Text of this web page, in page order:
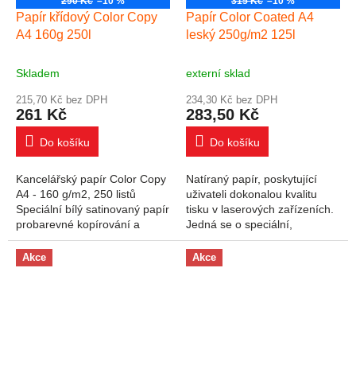
Papír křídový Color Copy
A4 160g 250l
Skladem
215,70 Kč bez DPH
261 Kč
Do košíku
Kancelářský papír Color Copy
A4 - 160 g/m2, 250 listů
Speciální bílý satinovaný papír
probarevné kopírování a
barevný laserový tisk. Vysoká
kvalita papíru zaručuje
dokonalé...
Papír Color Coated A4
leský 250g/m2 125l
externí sklad
234,30 Kč bez DPH
283,50 Kč
Do košíku
Natíraný papír, poskytující
uživateli dokonalou kvalitu
tisku v laserových zařízeních.
Jedná se o speciální,
oboustranně natíraný papír,
určený především pro tisk
všech...
Akce Akce